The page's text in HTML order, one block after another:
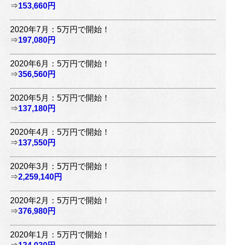
⇒153,660円
2020年7月：5万円で開始！
⇒197,080円
2020年6月：5万円で開始！
⇒356,560円
2020年5月：5万円で開始！
⇒137,180円
2020年4月：5万円で開始！
⇒137,550円
2020年3月：5万円で開始！
⇒2,259,140円
2020年2月：5万円で開始！
⇒376,980円
2020年1月：5万円で開始！